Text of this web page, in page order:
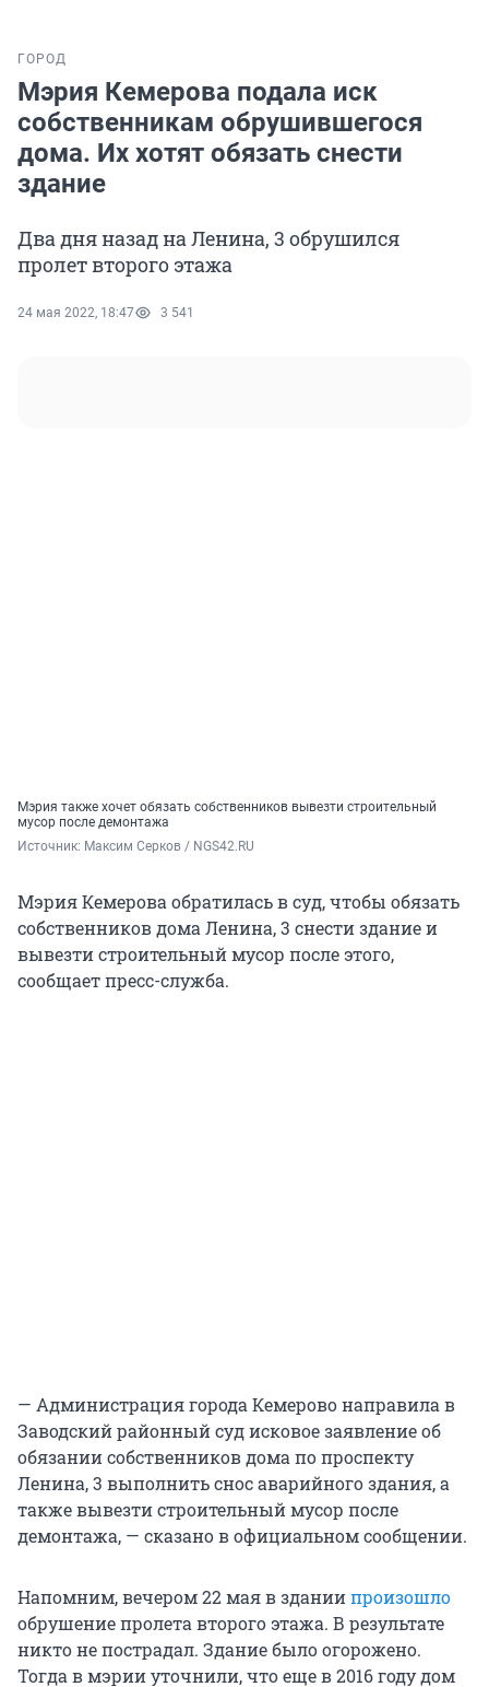
ГОРОД
Мэрия Кемерова подала иск
собственникам обрушившегося
дома. Их хотят обязать снести
здание
Два дня назад на Ленина, 3 обрушился
пролет второго этажа
24 мая 2022, 18:47 3 541
Мэрия также хочет обязать собственников вывезти строительный
мусор после демонтажа
Источник: Максим Серков / NGS42.RU
Мэрия Кемерова обратилась в суд, чтобы обязать
собственников дома Ленина, 3 снести здание и
вывезти строительный мусор после этого,
сообщает пресс-служба.
— Администрация города Кемерово направила в
Заводский районный суд исковое заявление об
обязании собственников дома по проспекту
Ленина, 3 выполнить снос аварийного здания, а
также вывезти строительный мусор после
демонтажа, — сказано в официальном сообщении.
Напомним, вечером 22 мая в зданиипроизошло
обрушение пролета второго этажа. В результате
никто не пострадал. Здание было огорожено.
Тогда в мэрии уточнили, что еще в 2016 году дом